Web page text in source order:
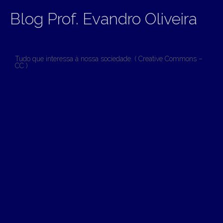
Blog Prof. Evandro Oliveira
Tudo que interessa à nossa sociedade. ( Creative Commons –
CC )